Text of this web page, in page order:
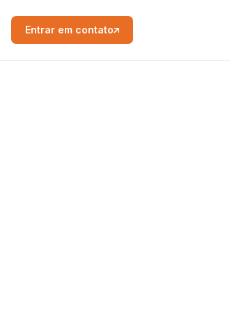
Entrar em contato